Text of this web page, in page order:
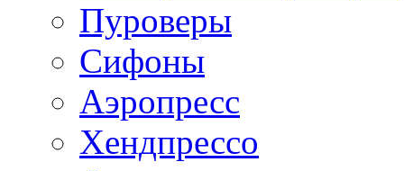
Пуроверы
Сифоны
Аэропресс
Хендпрессо